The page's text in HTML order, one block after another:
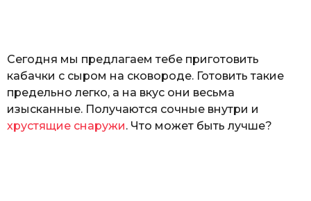
Сегодня мы предлагаем тебе приготовить
кабачки с сыром на сковороде. Готовить такие
предельно легко, а на вкус они весьма
изысканные. Получаются сочные внутри и
хрустящие снаружи. Что может быть лучше?